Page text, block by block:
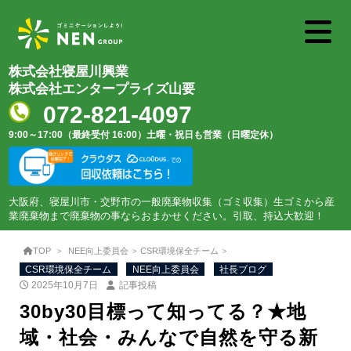
株式会社寝屋川興業
株式会社エンタープライズ山要
072-821-4097
9:00～17:00（最終受付 16:00） 土曜・祝日も営業（日曜定休）
大阪府、寝屋川市・交野市の一般廃棄物収集（ゴミ収集）生ゴミから産
業廃棄物まで廃棄物の事ならおまかせください。引取、持込大歓迎！
TOP NEE向上委員会 CSR環境保全チーム
CSR環境保全チーム NEE向上委員会
社長ブログ
2025年10月7日
記事投稿
30by30目標って知ってる？★地
域・社会・みんなで自然を守る新